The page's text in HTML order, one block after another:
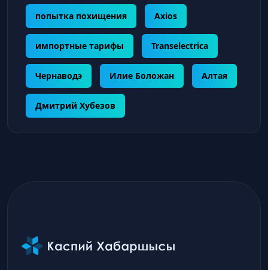
попытка похищения Axios
импортные тарифы Transelectrica
Чернаводэ Илие Боложан Алтая
Дмитрий Хубезов